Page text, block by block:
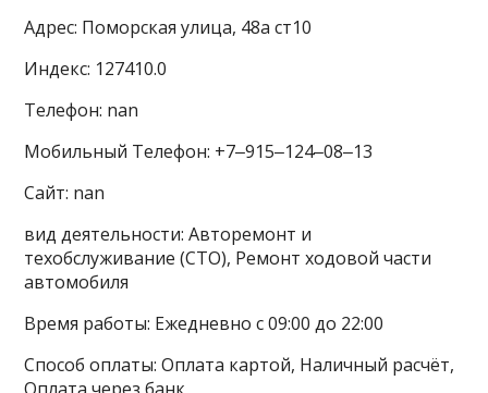
Адрес: Поморская улица, 48а ст10
Индекс: 127410.0
Телефон: nan
Мобильный Телефон: +7‒915‒124‒08‒13
Сайт: nan
вид деятельности: Авторемонт и
техобслуживание (СТО), Ремонт ходовой части
автомобиля
Время работы: Ежедневно с 09:00 до 22:00
Способ оплаты: Оплата картой, Наличный расчёт,